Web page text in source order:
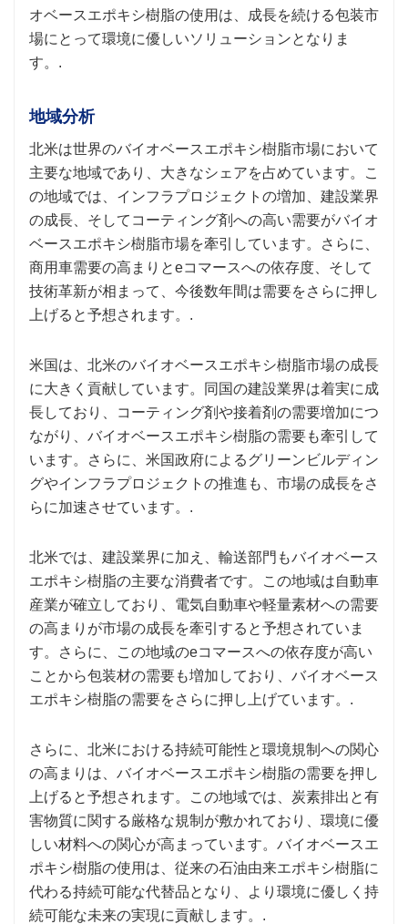
オベースエポキシ樹脂の使用は、成長を続ける包装市
場にとって環境に優しいソリューションとなりま
す。.
地域分析
北米は世界のバイオベースエポキシ樹脂市場において
主要な地域であり、大きなシェアを占めています。こ
の地域では、インフラプロジェクトの増加、建設業界
の成長、そしてコーティング剤への高い需要がバイオ
ベースエポキシ樹脂市場を牽引しています。さらに、
商用車需要の高まりとeコマースへの依存度、そして
技術革新が相まって、今後数年間は需要をさらに押し
上げると予想されます。.
米国は、北米のバイオベースエポキシ樹脂市場の成長
に大きく貢献しています。同国の建設業界は着実に成
長しており、コーティング剤や接着剤の需要増加につ
ながり、バイオベースエポキシ樹脂の需要も牽引して
います。さらに、米国政府によるグリーンビルディン
グやインフラプロジェクトの推進も、市場の成長をさ
らに加速させています。.
北米では、建設業界に加え、輸送部門もバイオベース
エポキシ樹脂の主要な消費者です。この地域は自動車
産業が確立しており、電気自動車や軽量素材への需要
の高まりが市場の成長を牽引すると予想されていま
す。さらに、この地域のeコマースへの依存度が高い
ことから包装材の需要も増加しており、バイオベース
エポキシ樹脂の需要をさらに押し上げています。.
さらに、北米における持続可能性と環境規制への関心
の高まりは、バイオベースエポキシ樹脂の需要を押し
上げると予想されます。この地域では、炭素排出と有
害物質に関する厳格な規制が敷かれており、環境に優
しい材料への関心が高まっています。バイオベースエ
ポキシ樹脂の使用は、従来の石油由来エポキシ樹脂に
代わる持続可能な代替品となり、より環境に優しく持
続可能な未来の実現に貢献します。.